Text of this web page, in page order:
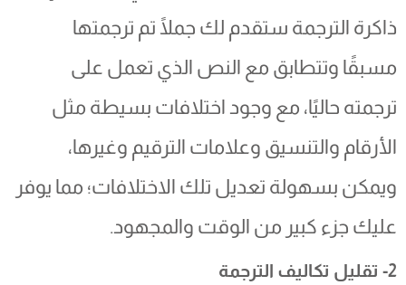
ذاكرة الترجمة ستقدم لك جملًا تم ترجمتها
مسبقًا وتتطابق مع النص الذي تعمل على
ترجمته حاليًا، مع وجود اختلافات بسيطة مثل
الأرقام والتنسيق وعلامات الترقيم وغيرها،
ويمكن بسهولة تعديل تلك الاختلافات؛ مما يوفر
عليك جزء كبير من الوقت والمجهود.
2- تقليل تكاليف الترجمة